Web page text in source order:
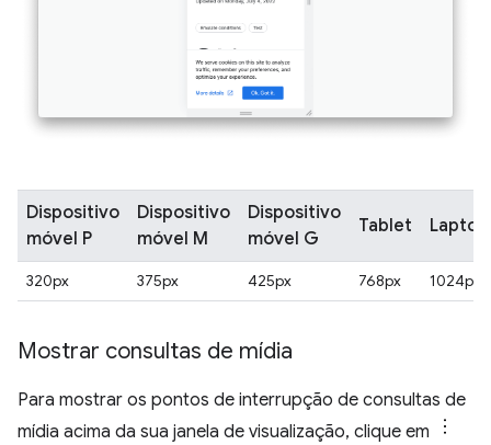
Dispositivo
móvel P
Dispositivo
móvel M
Dispositivo
móvel G
Tablet Laptop
320px 375px 425px 768px 1024px
Mostrar consultas de mídia
Para mostrar os pontos de interrupção de consultas de
mídia acima da sua janela de visualização, clique em